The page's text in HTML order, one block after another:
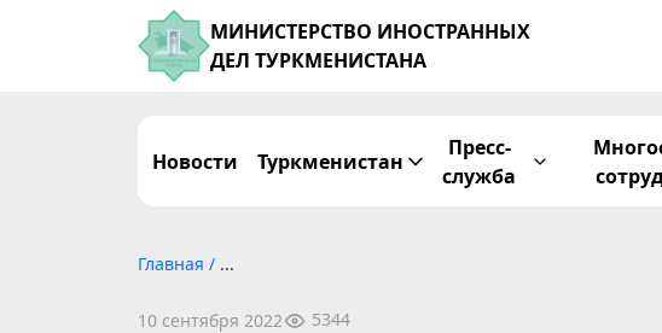
МИНИСТЕРСТВО ИНОСТРАННЫХ
ДЕЛ ТУРКМЕНИСТАНА
Новости Туркменистан
Пресс-
служба
Главная / ...
10 сентября 2022 5344